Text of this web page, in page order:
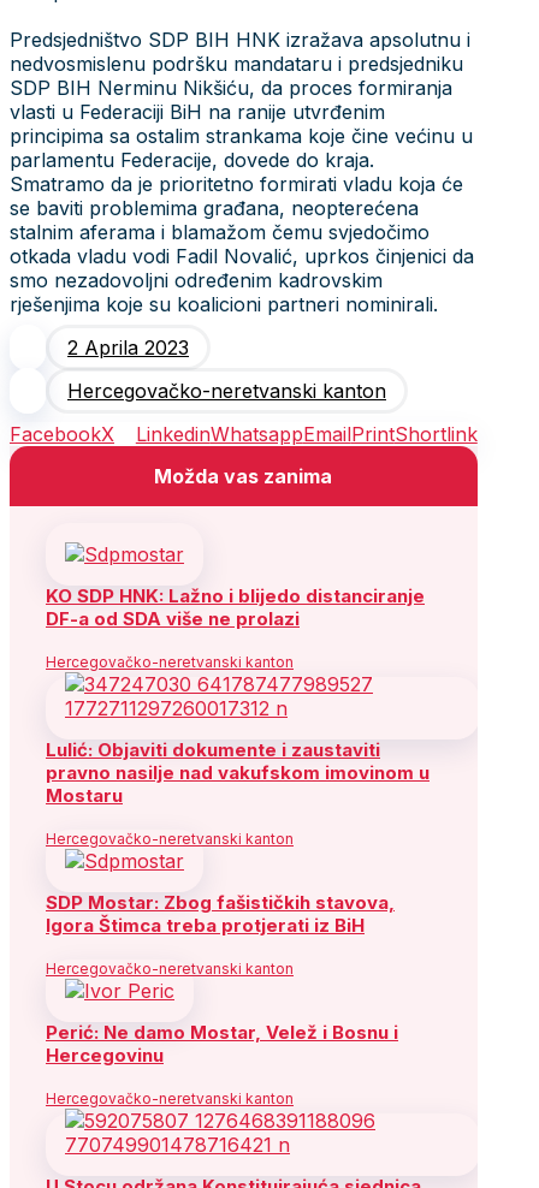
Predsjedništvo SDP BIH HNK izražava apsolutnu i
nedvosmislenu podršku mandataru i predsjedniku
SDP BIH Nerminu Nikšiću, da proces formiranja
vlasti u Federaciji BiH na ranije utvrđenim
principima sa ostalim strankama koje čine većinu u
parlamentu Federacije, dovede do kraja.
Smatramo da je prioritetno formirati vladu koja će
se baviti problemima građana, neopterećena
stalnim aferama i blamažom čemu svjedočimo
otkada vladu vodi Fadil Novalić, uprkos činjenici da
smo nezadovoljni određenim kadrovskim
rješenjima koje su koalicioni partneri nominirali.
2 Aprila 2023
Hercegovačko-neretvanski kanton
FacebookX LinkedinWhatsappEmailPrintShortlink
Možda vas zanima
KO SDP HNK: Lažno i blijedo distanciranje
DF-a od SDA više ne prolazi
Hercegovačko-neretvanski kanton
Lulić: Objaviti dokumente i zaustaviti
pravno nasilje nad vakufskom imovinom u
Mostaru
Hercegovačko-neretvanski kanton
SDP Mostar: Zbog fašističkih stavova,
Igora Štimca treba protjerati iz BiH
Hercegovačko-neretvanski kanton
Perić: Ne damo Mostar, Velež i Bosnu i
Hercegovinu
Hercegovačko-neretvanski kanton